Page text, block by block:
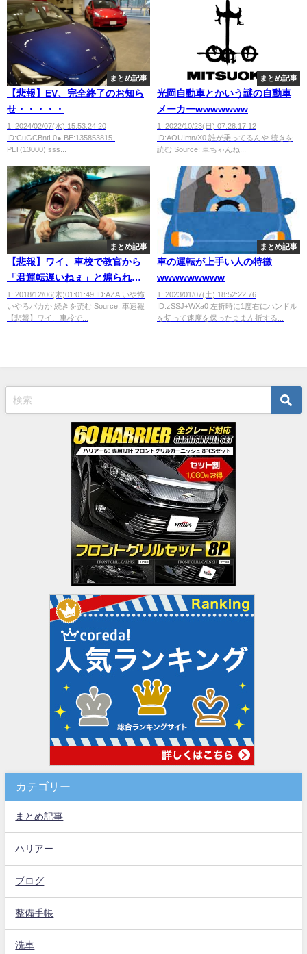
まとめ記事
【悲報】EV、完全終了のお知ら
せ・・・・・
1: 2024/02/07(水) 15:53:24.20
ID:CuGCBntL0● BE:135853815-
PLT(13000) sss...
まとめ記事
光岡自動車とかいう謎の自動車
メーカーwwwwwww
1: 2022/10/23(日) 07:28:17.12
ID:AOUImn/X0 誰が乗ってるんや 続きを
読む Source: 車ちゃんね...
まとめ記事
【悲報】ワイ、車校で教官から
「君運転遅いねぇ」と煽られる
ｗｗｗｗｗ
1: 2018/12/06(木)01:01:49 ID:AZA いや怖
いやろバカか 続きを読む Source: 車速報
【悲報】ワイ、車校で...
まとめ記事
車の運転が上手い人の特徴
wwwwwwwww
1: 2023/01/07(土) 18:52:22.76
ID:zSSJ+WXa0 左折時に1度右にハンドル
を切って速度を保ったまま左折する...
カテゴリー
まとめ記事
ハリアー
ブログ
整備手帳
洗車